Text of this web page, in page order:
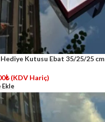
Kutusu Ebat 35/25/25 cm
₺ (KDV Hariç)
Ekle